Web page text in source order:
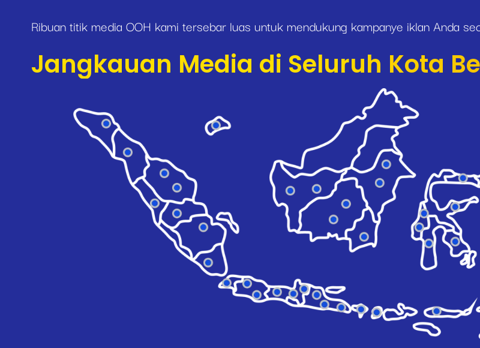
Ribuan titik media OOH kami tersebar luas untuk mendukung kampanye iklan Anda
Jangkauan Media di Seluruh Kota